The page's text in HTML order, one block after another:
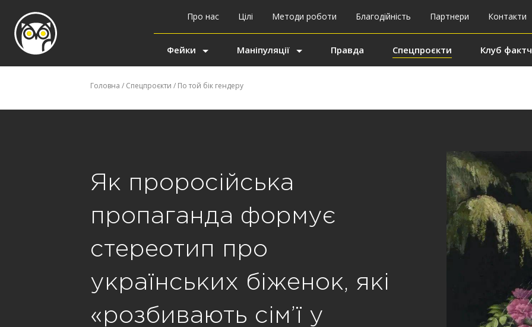
Про нас Цілі Методи роботи Благодійність Партнери Контакти
Фейки Маніпуляції Правда Спецпроєкти Клуб
Головна / Спецпроєкти / По той бік гендеру
Як проросійська
пропаганда формує
стереотип про
українських біженок, які
«розбивають сім’ї у